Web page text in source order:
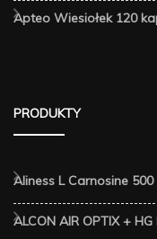
Apteo Wiesiołek 120
PRODUKTY
Aliness L Carnosine
ALCON AIR OPTIX +